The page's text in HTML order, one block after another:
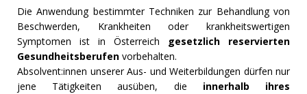
Die Anwendung bestimmter Techniken zur Behandlung von
Beschwerden, Krankheiten oder krankheitswertigen
Symptomen ist in Österreich gesetzlich reservierten
Gesundheitsberufen vorbehalten.
Absolvent:innen unserer Aus- und Weiterbildungen dürfen nur
jene Tätigkeiten ausüben, die innerhalb ihres